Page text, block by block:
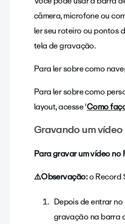
câmera, microfone ou
ler seu roteiro ou pontos
tela de gravação.
Para ler sobre como
Para ler sobre como
layout, acesse 'Como
Gravando um vídeo
Para gravar um vídeo no
⚠️Observação:o Record
Depois de entrar no
gravação na barra